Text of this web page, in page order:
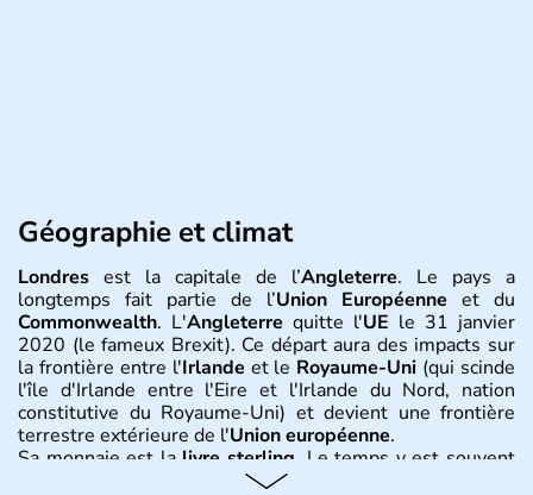
Géographie et climat
Londres est la capitale de l’Angleterre. Le pays a
longtemps fait partie de l’Union Européenne et du
Commonwealth. L'Angleterre quitte l'UE le 31 janvier
2020 (le fameux Brexit). Ce départ aura des impacts sur
la frontière entre l'Irlande et le Royaume-Uni (qui scinde
l'île d'Irlande entre l'Eire et l'Irlande du Nord, nation
constitutive du Royaume-Uni) et devient une frontière
terrestre extérieure de l'Union européenne.
Sa monnaie est lalivre sterling . Le temps y est souvent
instable avec de nombreuses précipitations : il s’agit d’un